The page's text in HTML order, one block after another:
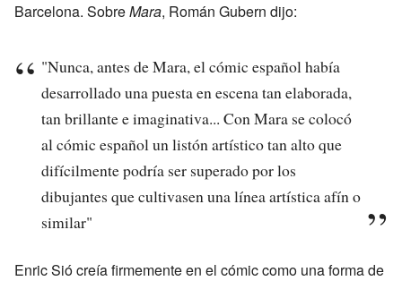
Barcelona. SobreMara, Román Gubern dijo:
"Nunca, antes de Mara, el cómic español había
desarrollado una puesta en escena tan elaborada,
tan brillante e imaginativa... Con Mara se colocó
al cómic español un listón artístico tan alto que
difícilmente podría ser superado por los
dibujantes que cultivasen una línea artística afín o
similar"
Enric Sió creía firmemente en el cómic como una forma de